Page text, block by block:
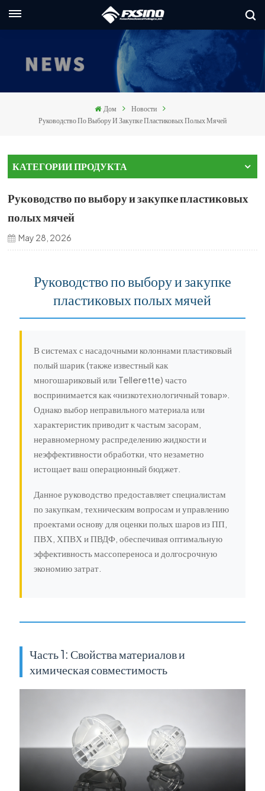
Дом
Новости
Руководство По Выбору И Закупке Пластиковых Полых Мячей
КАТЕГОРИИ ПРОДУКТА
Руководство по выбору и закупке пластиковых
полых мячей
May 28, 2026
Руководство по выбору и закупке
пластиковых полых мячей
В системах с насадочными колоннами пластиковый
полый шарик (также известный как
многошариковый или Tellerette) часто
воспринимается как «низкотехнологичный товар».
Однако выбор неправильного материала или
характеристик приводит к частым засорам,
неравномерному распределению жидкости и
неэффективности обработки, что незаметно
истощает ваш операционный бюджет.
Данное руководство предоставляет специалистам
по закупкам, техническим вопросам и управлению
проектами основу для оценки полых шаров из ПП,
ПВХ, ХПВХ и ПВДФ, обеспечивая оптимальную
эффективность массопереноса и долгосрочную
экономию затрат.
Часть 1: Свойства материалов и
химическая совместимость